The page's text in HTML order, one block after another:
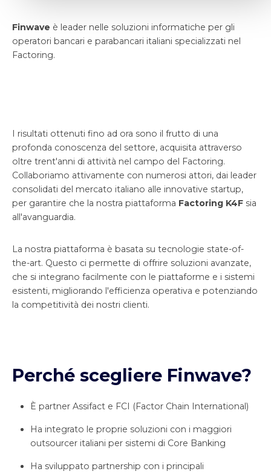
Finwave è leader nelle soluzioni informatiche per gli
operatori bancari e parabancari italiani specializzati nel
Factoring.
I risultati ottenuti fino ad ora sono il frutto di una
profonda conoscenza del settore, acquisita attraverso
oltre trent'anni di attività nel campo del Factoring.
Collaboriamo attivamente con numerosi attori, dai leader
consolidati del mercato italiano alle innovative startup,
per garantire che la nostra piattaforma Factoring K4F sia
all'avanguardia.
La nostra piattaforma è basata su tecnologie state-of-
the-art. Questo ci permette di offrire soluzioni avanzate,
che si integrano facilmente con le piattaforme e i sistemi
esistenti, migliorando l'efficienza operativa e potenziando
la competitività dei nostri clienti.
Perché scegliere Finwave?
È partner Assifact e FCI (Factor Chain International)
Ha integrato le proprie soluzioni con i maggiori
outsourcer italiani per sistemi di Core Banking
Ha sviluppato partnership con i principali